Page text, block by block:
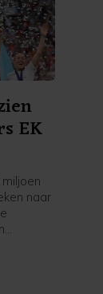
EK
naar